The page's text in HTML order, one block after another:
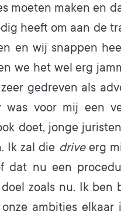
moeten maken en
heeft om aan de
en wij snappen
we het wel erg
gedreven als
was voor mij een
doet, jonge
Ik zal die driveerg
dat nu een
zoals nu. Ik ben
ambities elkaar